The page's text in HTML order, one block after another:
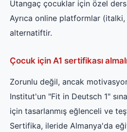
Utangaç çocuklar için özel
Ayrıca online platformlar
alternatiftir.
Çocuk için A1 sertifikası
Zorunlu değil, ancak
Institut'un "Fit in Deutsch 1"
için tasarlanmış eğlenceli ve
Sertifika, ileride Almanya'da